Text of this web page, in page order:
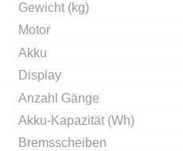
Gewicht (kg)
Motor
Akku
Display
Anzahl Gänge
Akku-Kapazität (Wh)
Bremsscheiben